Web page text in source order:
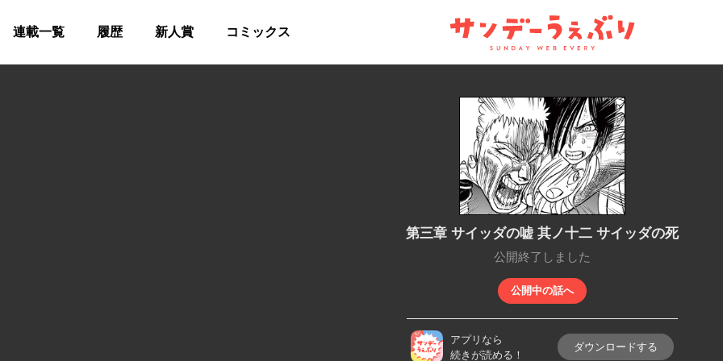
サンデーうぇぶり
連載一覧 履歴 新人賞 コミックス
第三章 サイッダの嘘 其ノ十二 サイッダの死
公開終了しました
公開中の話へ
アプリなら
続きが読める！
ダウンロードする